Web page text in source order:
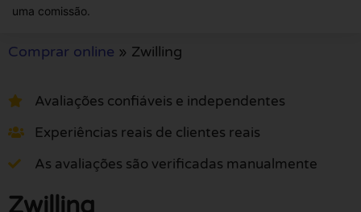
uma comissão.
Comprar online » Zwilling
Avaliações confiáveis e independentes
Experiências reais de clientes reais
As avaliações são verificadas manualmente
Zwilling